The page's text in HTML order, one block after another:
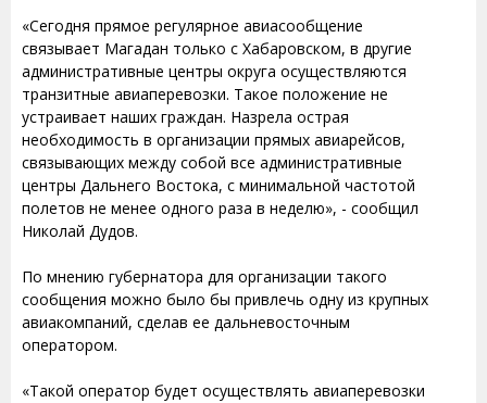
«Сегодня прямое регулярное авиасообщение
связывает Магадан только с Хабаровском, в другие
административные центры округа осуществляются
транзитные авиаперевозки. Такое положение не
устраивает наших граждан. Назрела острая
необходимость в организации прямых авиарейсов,
связывающих между собой все административные
центры Дальнего Востока, с минимальной частотой
полетов не менее одного раза в неделю», - сообщил
Николай Дудов.
По мнению губернатора для организации такого
сообщения можно было бы привлечь одну из крупных
авиакомпаний, сделав ее дальневосточным
оператором.
«Такой оператор будет осуществлять авиаперевозки